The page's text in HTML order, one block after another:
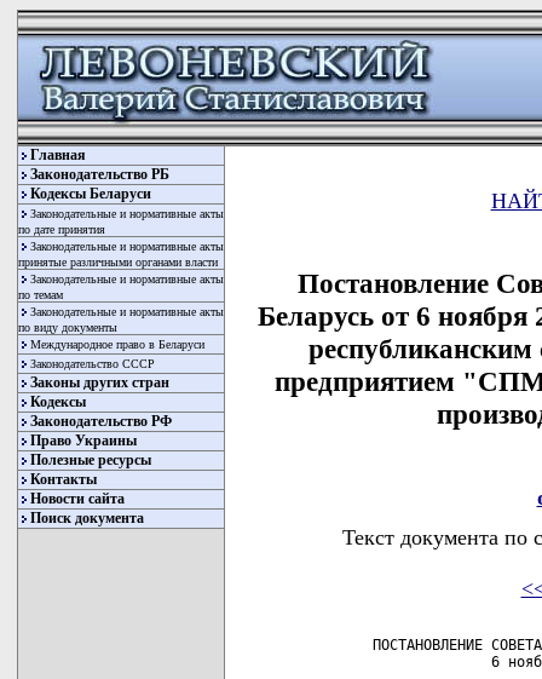
Главная
Законодательство РБ
Кодексы Беларуси
Законодательные и нормативные акты
по дате принятия
Законодательные и нормативные акты
принятые различными органами власти
Законодательные и нормативные акты
по темам
Законодательные и нормативные акты
по виду документы
Международное право в Беларуси
Законодательство СССР
Законы других стран
Кодексы
Законодательство РФ
Право Украины
Полезные ресурсы
Контакты
Новости сайта
Поиск документа
Постановление
Беларусь от 6
предприятием
Текст документа по
ПОСТАНОВЛЕНИЕ
6